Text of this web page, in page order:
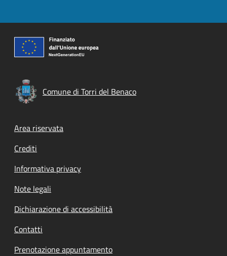
Comune di Torri del Benaco
Footer menu
Area riservata
Crediti
Informativa privacy
Note legali
Dichiarazione di accessibilità
Contatti
Prenotazione appuntamento